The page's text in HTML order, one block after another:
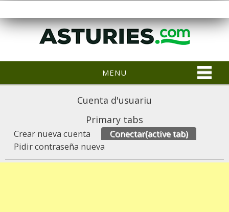
MENU
Cuenta d'usuariu
Primary tabs
Crear nueva cuenta Conectar(active tab)
Pidir contraseña nueva